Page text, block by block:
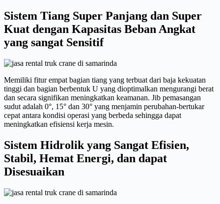
Sistem Tiang Super Panjang dan Super
Kuat dengan Kapasitas Beban Angkat
yang sangat Sensitif
Memiliki fitur empat bagian tiang yang terbuat dari baja kekuatan
tinggi dan bagian berbentuk U yang dioptimalkan mengurangi berat
dan secara signifikan meningkatkan keamanan. Jib pemasangan
sudut adalah 0°, 15° dan 30° yang menjamin perubahan-bertukar
cepat antara kondisi operasi yang berbeda sehingga dapat
meningkatkan efisiensi kerja mesin.
Sistem Hidrolik yang Sangat Efisien,
Stabil, Hemat Energi, dan dapat
Disesuaikan